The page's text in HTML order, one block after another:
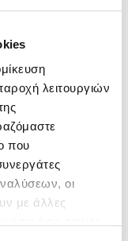
λειτουργιών
που
οι
με άλλες